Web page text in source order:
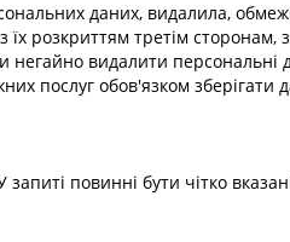
даних, видалила,
розкриттям третім сторонам,
негайно видалити персональні
послуг обов'язком зберігати
запиті повинні бути чітко